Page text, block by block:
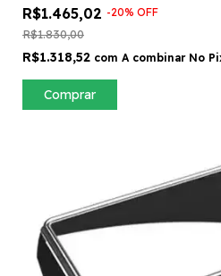
R$1.465,02 -20% OFF
R$1.830,00
R$1.318,52 com A combinar No
Comprar